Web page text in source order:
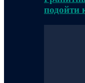
подойти